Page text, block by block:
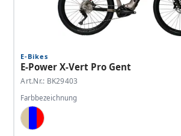
E-Bikes
E-Power X-Vert Pro Gent
Art.Nr.: BK29403
Farbbezeichnung
Sand Metallic, Dark Metallic Blue, Red